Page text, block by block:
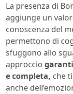
La presenza di
aggiunge un
conoscenza del
permettono di
sfuggono allo
approccio
e completa, che
anche